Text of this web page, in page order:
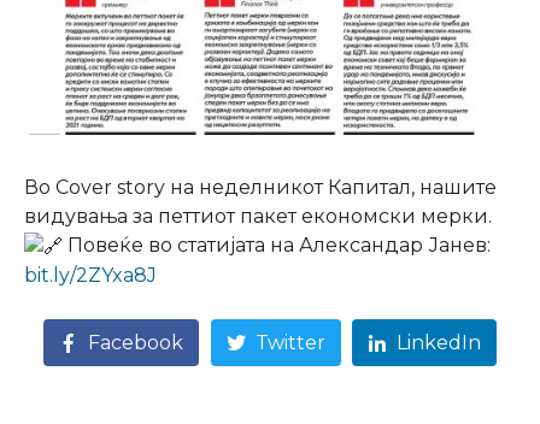
Во Cover story на неделникот Капитал, нашите
видувања за петтиот пакет економски мерки.
Повеќе во статијата на Александар Јанев:
bit.ly/2ZYxa8J
Facebook Twitter LinkedIn